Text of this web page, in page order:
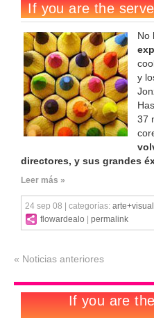
No
y
37
directores, y sus grandes
Leer más »
24 sep 08 | categorías: arte+visual
flowardealo
permalink
« Noticias anteriores